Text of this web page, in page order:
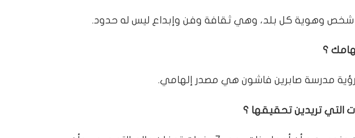
وهوية كل بلد، وهي ثقافة وفن وإبداع ليس له حدود.
؟
رؤية مدرسة صابرين فاشون هي مصدر إلهامي.
التي تريدين تحقيقها ؟